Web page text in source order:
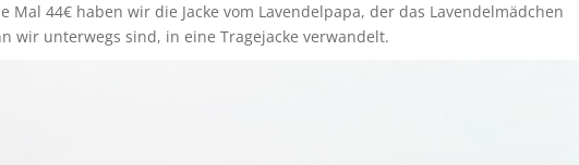
Mal 44€ haben wir die Jacke vom Lavendelpapa, der das Lavendelmädchen
wir unterwegs sind, in eine Tragejacke verwandelt.